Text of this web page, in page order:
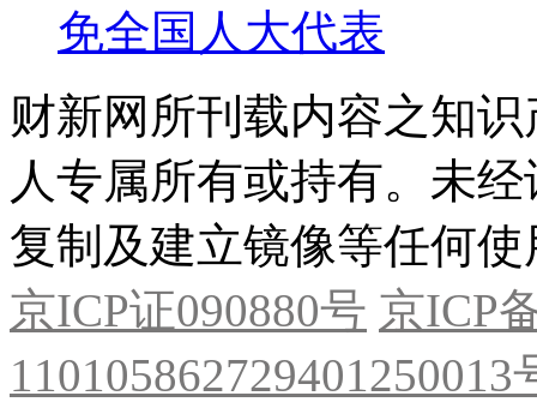
免全国人大代表
财新网所刊载内容之知
人专属所有或持有。未
复制及建立镜像等任何使
京ICP证090880号 京ICP